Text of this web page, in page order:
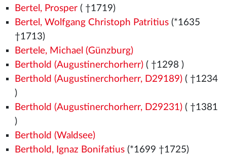
Bertel, Prosper( †1719)
Bertel, Wolfgang Christoph Patritius(*1635
†1713)
Bertele, Michael (Günzburg)
Berthold (Augustinerchorherr)( †1298 )
Berthold (Augustinerchorherr, D29189)( †1234
)
Berthold (Augustinerchorherr, D29231)( †1381
)
Berthold (Waldsee)
Berthold, Ignaz Bonifatius(*1699 †1725)